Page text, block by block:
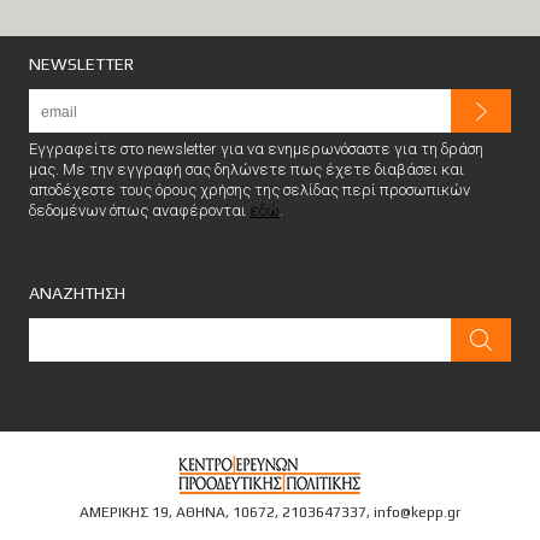
NEWSLETTER
Εγγραφείτε στο newsletter για να ενημερωνόσαστε για τη δράση
μας. Με την εγγραφή σας δηλώνετε πως έχετε διαβάσει και
αποδέχεστε τους όρους χρήσης της σελίδας περί προσωπικών
δεδομένων όπως αναφέρονται εδώ.
ΑΝΑΖΗΤΗΣΗ
ΑΜΕΡΙΚΗΣ 19, ΑΘΗΝΑ, 10672, 2103647337, info@kepp.gr